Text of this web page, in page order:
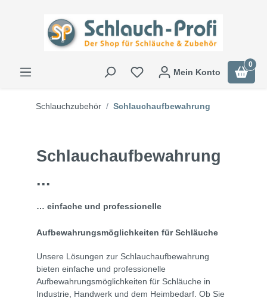
Mein Konto
0
Schlauchzubehör Schlauchaufbewahrung
Schlauchaufbewahrung
...
… einfache und professionelle
Aufbewahrungsmöglichkeiten für Schläuche
Unsere Lösungen zur Schlauchaufbewahrung
bieten einfache und professionelle
Aufbewahrungsmöglichkeiten für Schläuche in
Industrie, Handwerk und dem Heimbedarf. Ob Sie